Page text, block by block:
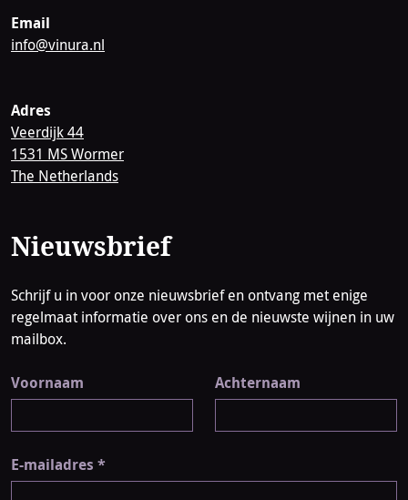
Email
info@vinura.nl
Adres
Veerdijk 44
1531 MS Wormer
The Netherlands
Nieuwsbrief
Schrijf u in voor onze nieuwsbrief en ontvang met enige
regelmaat informatie over ons en de nieuwste wijnen in uw
mailbox.
Voornaam Achternaam
E-mailadres *